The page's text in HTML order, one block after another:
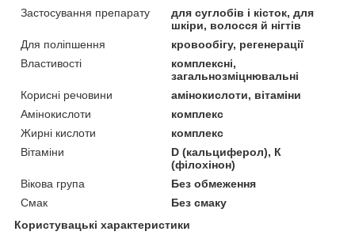
Застосування препарату
для суглобів і кісток, для
шкіри, волосся й нігтів
Для поліпшення
кровообігу, регенерації
Властивості
комплексні,
загальнозміцнювальні
Корисні речовини
амінокислоти, вітаміни
Амінокислоти
комплекс
Жирні кислоти
комплекс
Вітаміни
D (кальциферол), К
(філохінон)
Вікова група
Без обмеження
Смак
Без смаку
Користувацькі характеристики